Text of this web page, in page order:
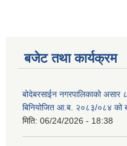
बजेट तथा कार्यक्रम
बोदेबरसाईन नगरपालिकाको
बिनियोजित आ.ब. २०८३/०८४ को
मिति: 06/24/2026 - 18:38